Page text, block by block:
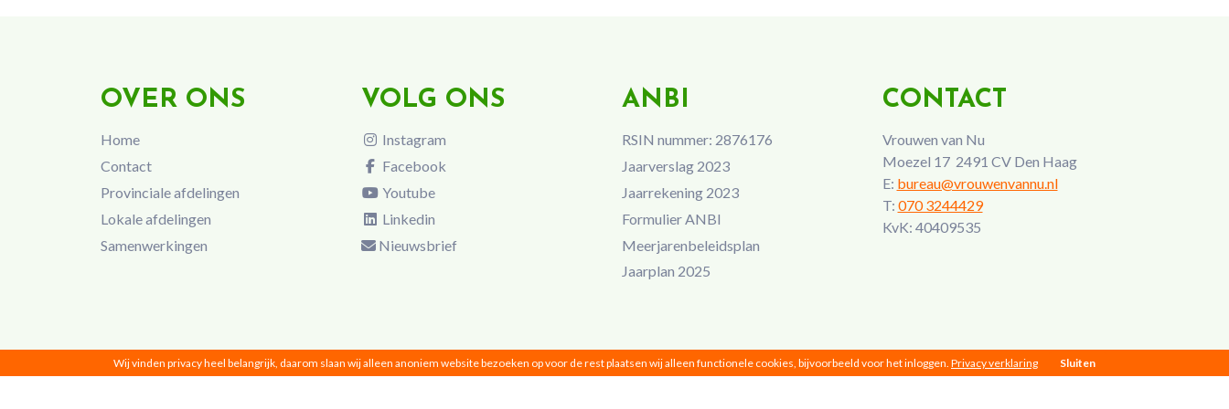
OVER ONS
Home
Contact
Provinciale afdelingen
Lokale afdelingen
Samenwerkingen
VOLG ONS
Instagram
Facebook
Youtube
Linkedin
Nieuwsbrief
ANBI
RSIN nummer: 2876176
Jaarverslag 2023
Jaarrekening 2023
Formulier ANBI
Meerjarenbeleidsplan
Jaarplan 2025
CONTACT
Vrouwen van Nu
Moezel 17 2491 CV Den Haag
E: bureau@vrouwenvannu.nl
T: 070 3244429
KvK: 40409535
Wij vinden privacy heel belangrijk, daarom slaan wij alleen anoniem website bezoeken op voor de rest plaatsen wij alleen functionele cookies, bijvoorbeeld voor het inloggen. Privacy verklaring Sluiten